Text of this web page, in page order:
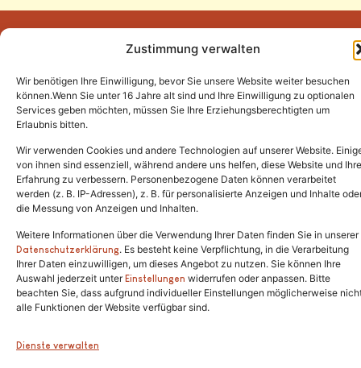
Zustimmung verwalten
Wir benötigen Ihre Einwilligung, bevor Sie unsere Website weiter besuchen
können.Wenn Sie unter 16 Jahre alt sind und Ihre Einwilligung zu optionalen
Services geben möchten, müssen Sie Ihre Erziehungsberechtigten um
Erlaubnis bitten.
Wir verwenden Cookies und andere Technologien auf unserer Website.
von ihnen sind essenziell, während andere uns helfen, diese Website und Ihre
Erfahrung zu verbessern. Personenbezogene Daten können verarbeitet
werden (z. B. IP-Adressen), z. B. für personalisierte Anzeigen und Inhalte
die Messung von Anzeigen und Inhalten.
Weitere Informationen über die Verwendung Ihrer Daten finden Sie in unserer
Datenschutzerklärung. Es besteht keine Verpflichtung, in die Verarbeitung
Ihrer Daten einzuwilligen, um dieses Angebot zu nutzen. Sie können Ihre
Auswahl jederzeit unterEinstellungen widerrufen oder anpassen. Bitte
beachten Sie, dass aufgrund individueller Einstellungen möglicherweise
alle Funktionen der Website verfügbar sind.
Dienste verwalten
Copyright © 2024. Alle Rechte vorbehalten.
Tel.:(02646) 915928
info@katzenschutzfreunde.de
Im Brandenfeld 22
53426 Schalkenbach